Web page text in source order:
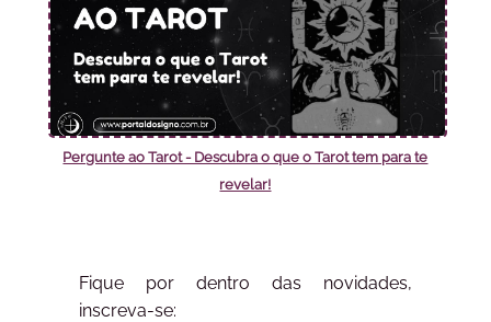
Pergunte ao Tarot - Descubra o que o Tarot tem para te
revelar!
Fique por dentro das novidades,
inscreva-se: